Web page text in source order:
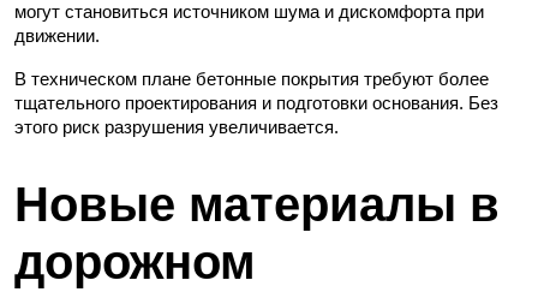
могут становиться источником шума и дискомфорта при
движении.
В техническом плане бетонные покрытия требуют более
тщательного проектирования и подготовки основания. Без
этого риск разрушения увеличивается.
Новые материалы в
дорожном